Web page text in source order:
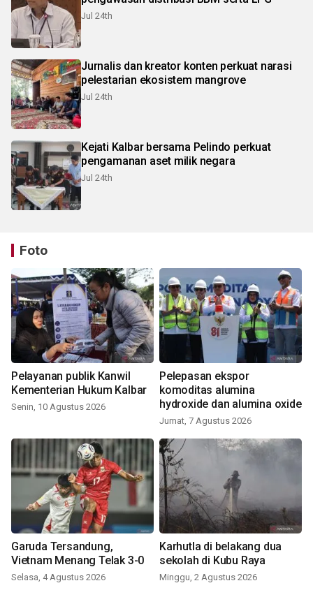
Jul 24th
Jurnalis dan kreator konten perkuat narasi
pelestarian ekosistem mangrove
Jul 24th
Kejati Kalbar bersama Pelindo perkuat
pengamanan aset milik negara
Jul 24th
Foto
Pelayanan publik Kanwil
Kementerian Hukum Kalbar
Senin, 10 Agustus 2026
Pelepasan ekspor
komoditas alumina
hydroxide dan alumina oxide
Jumat, 7 Agustus 2026
Garuda Tersandung,
Vietnam Menang Telak 3-0
Selasa, 4 Agustus 2026
Karhutla di belakang dua
sekolah di Kubu Raya
Minggu, 2 Agustus 2026